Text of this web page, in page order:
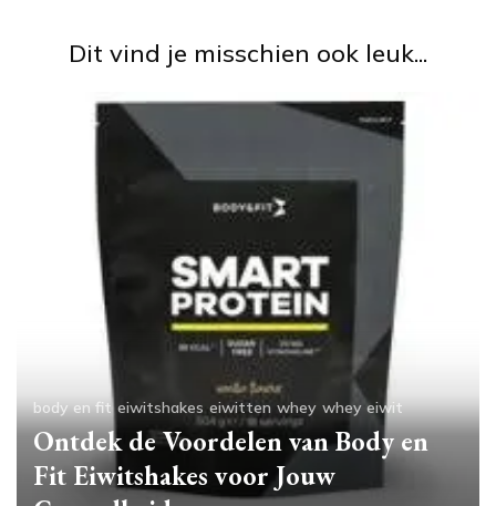
Dit vind je misschien ook leuk...
body en fit eiwitshakes eiwitten whey whey eiwit
Ontdek de Voordelen van Body en
Fit Eiwitshakes voor Jouw